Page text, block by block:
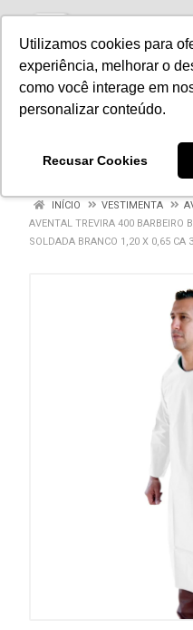
Utilizamos cookies para
experiência, melhorar o
como você interage em
personalizar conteúdo.
Recusar Cookies
INÍCIO VESTIMENTA
AVENTAL TREVIRA 400 BARBEIRO
SOLDADA BRANCO 1,20 X 0,65 CA